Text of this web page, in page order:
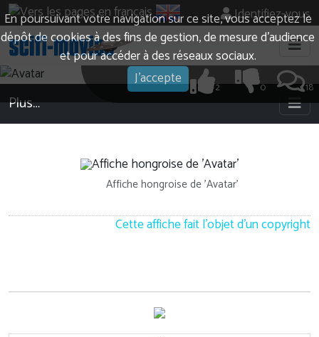
En poursuivant votre navigation sur ce site, vous acceptez le
dépôt de cookies à des fins de gestion, de mesure d’audience
et pour accéder à des réseaux sociaux.
J'accepte
Identifiez-vous
18
0
2
Plus…
Affiche hongroise de 'Avatar'
Cette affiche fait l'objet d'un copyright